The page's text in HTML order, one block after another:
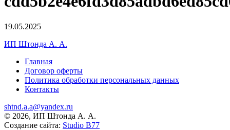
19.05.2025
ИП Штонда А. А.
Главная
Договор оферты
Политика обработки персональных данных
Контакты
shtnd.a.a@yandex.ru
© 2026, ИП Штонда А. А.
Создание сайта: Studio B77